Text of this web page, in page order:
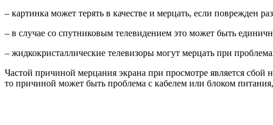
– картинка может терять в качестве и мерцать, если поврежден
– в случае со спутниковым телевидением это может быть
– жидкокристаллические телевизоры могут мерцать при
Частой причиной мерцания экрана при просмотре является сбой
то причиной может быть проблема с кабелем или блоком